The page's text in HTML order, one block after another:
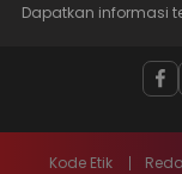
Dapatkan informasi
Kode Etik